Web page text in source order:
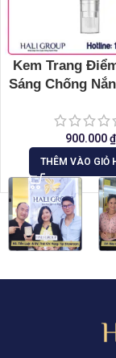
Kem Trang
Sáng Chống
Control
900.000₫
THÊM VÀO GIỎ